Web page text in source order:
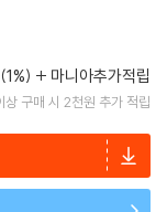
마니아추가적립
상 구매 시 2천원 추가 적립